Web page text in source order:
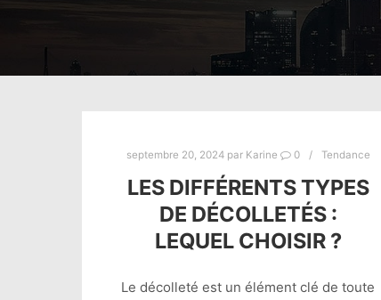
septembre 20, 2024par Karine 0 Tendance
LES DIFFÉRENTS TYPES
DE DÉCOLLETÉS :
LEQUEL CHOISIR ?
Le décolleté est un élément clé de toute